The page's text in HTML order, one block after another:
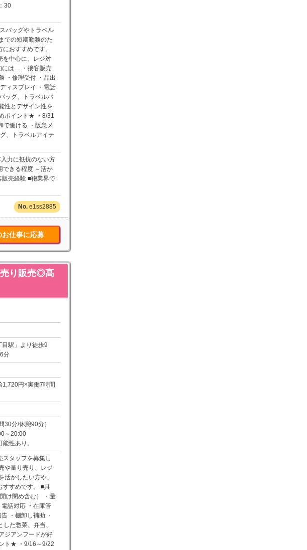
30
バッグやトラベル
での短期勤務のた
おすすめです。
を中心に、レジ対
には… ・接客販売
・修理受付 ・品出
ィスプレイ ・電話
ッグ、トラベルバ
性とデザイン性を
ポイント★ ・8/31
で働ける ・阪急メ
、トラベルアイテ
力に抵抗のない方
できる程度 ～活か
売経験 ■鞄業界で
e1ss2885
お仕事に応募
り販売◎髙
駅」より徒歩9
分
円×実働7時間
分/休憩90分）
～20:00
性あり。
スタッフを募集し
や量り売り、レジ
かしたい方や、
すすめです。 ■具
け閉め含む） ・量
話対応 ・在庫管
・棚卸し補助 ・
た惣菜、弁当、
ジアンフードが好
ト★ ・9/16～9/22